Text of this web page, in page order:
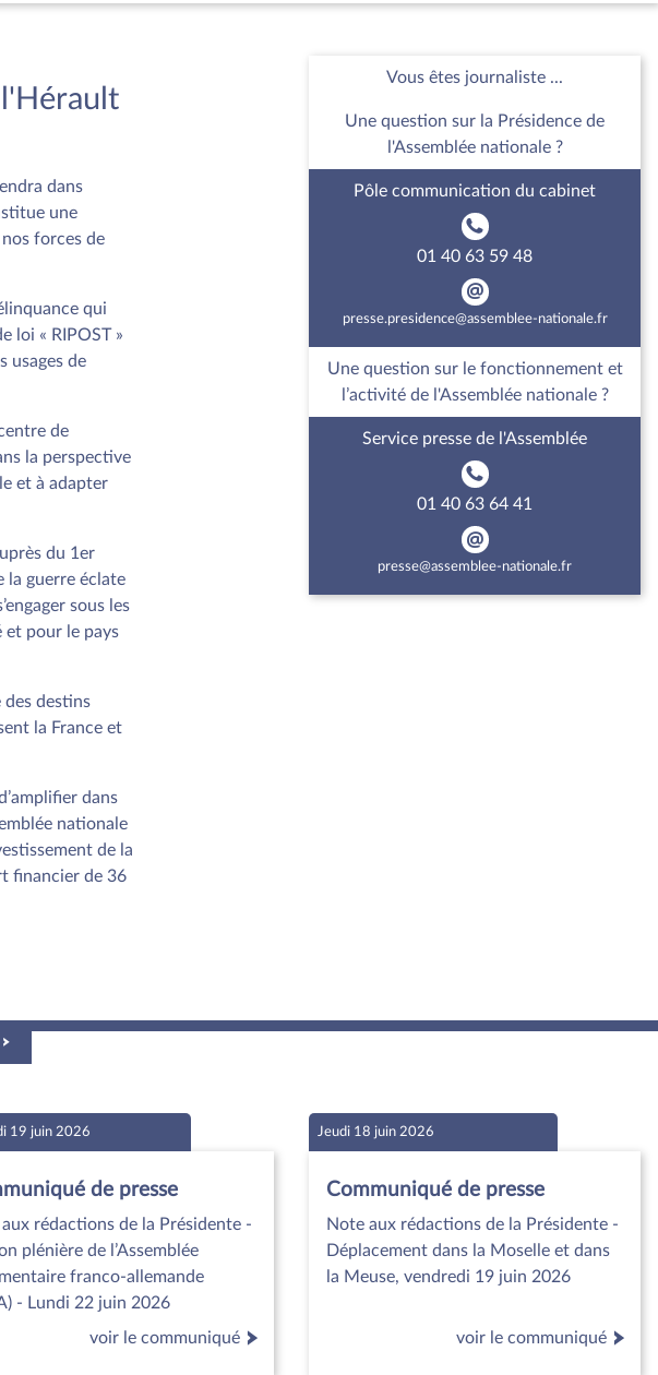
dans
une
forces de
qui
loi « RIPOST »
usages de
de
la perspective
et à adapter
du 1er
la guerre éclate
sous les
et pour le pays
des destins
la France et
dans
nationale
de la
financier de 36
Vous êtes journaliste ...
Une question sur la Présidence de
l'Assemblée nationale ?
Pôle communication du cabinet
01 40 63 59 48
presse.presidence@assemblee-nationale.fr
Une question sur le fonctionnement et
l’activité de l'Assemblée nationale ?
Service presse de l'Assemblée
01 40 63 64 41
presse@assemblee-nationale.fr
19 juin 2026
de presse
rédactions de la Présidente -
plénière de l’Assemblée
franco-allemande
- Lundi 22 juin 2026
voir le communiqué
Jeudi 18 juin 2026
Communiqué de presse
Note aux rédactions de la Présidente -
Déplacement dans la Moselle et dans
la Meuse, vendredi 19 juin 2026
voir le communiqué